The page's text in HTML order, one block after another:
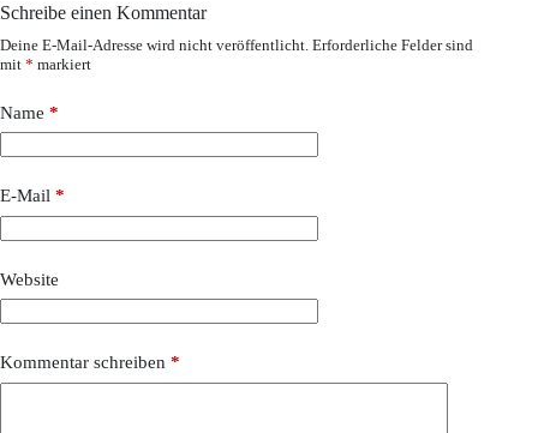
Schreibe einen Kommentar
Deine E-Mail-Adresse wird nicht veröffentlicht. Erforderliche Felder sind
mit * markiert
Name *
E-Mail *
Website
Kommentar schreiben *